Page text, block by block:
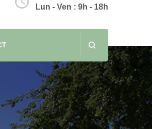
Lun - Ven : 9h - 18h